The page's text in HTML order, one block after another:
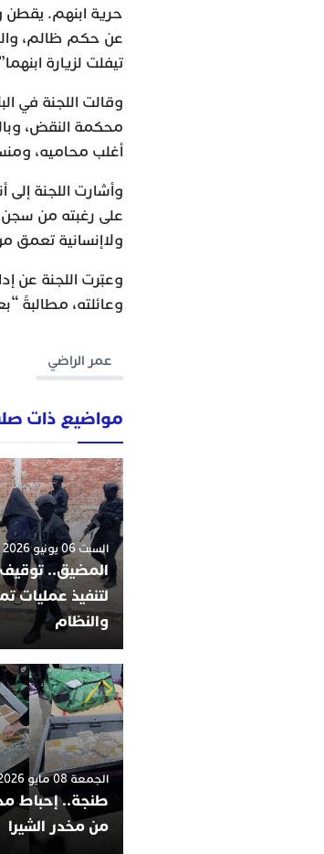
حرية ابنهم. يقطن
عن حكم ظالم،
تيفلت لزيارة
وقالت اللجنة في
محكمة النقض،
أغلب محاميه،
وأشارت اللجنة
على رغبته من سجن
ولاإنسانية تعمق
وعبّرت اللجنة عن
وعائلته، مطالبةً
عمر الراضي
مواضيع ذات
السبت 06 يونيو 2026 - 7:42
المضيق..
لتنفيذ عمليات
والنظام
الجمعة 08 مايو 2026 - 2:22
من مخدر الشيرا